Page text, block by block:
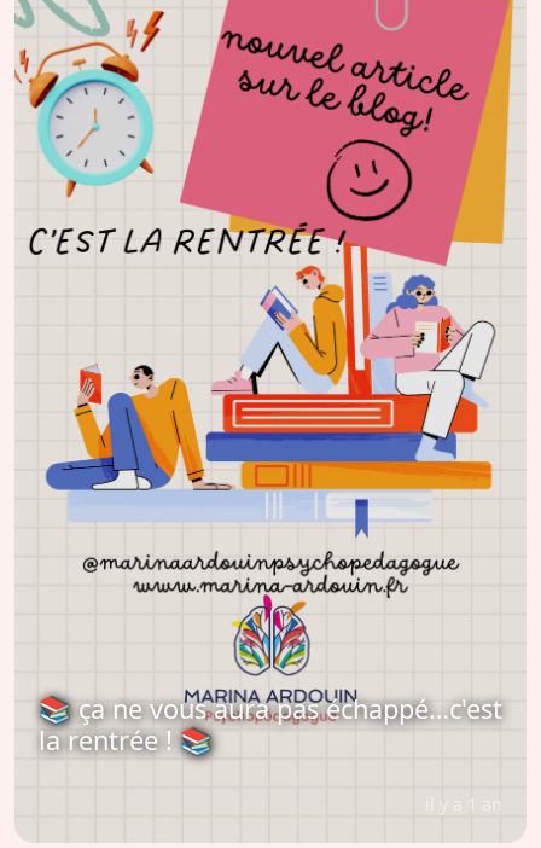
📚 ça ne vous aura pas échappé…c'est
la rentrée ! 📚
il y a 1 an